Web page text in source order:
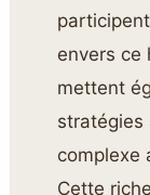
envers ce
mettent
stratégies
complexe
Cette